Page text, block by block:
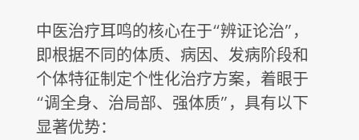
中医治疗耳鸣的核心在于“辨证论治”，
即根据不同的体质、病因、发病阶段和
个体特征制定个性化治疗方案，着眼于
“调全身、治局部、强体质”，具有以下
显著优势：